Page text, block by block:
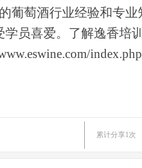
葡萄酒行业经验和专
学员喜爱。了解逸香培
累计分享1次